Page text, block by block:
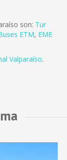
son: Tur
ETM, EME
Valparaíso.